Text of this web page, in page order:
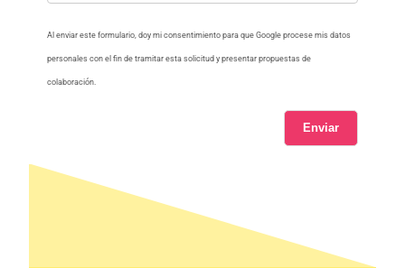
Al enviar este formulario, doy mi consentimiento para que Google procese mis datos
personales con el fin de tramitar esta solicitud y presentar propuestas de
colaboración.
Enviar